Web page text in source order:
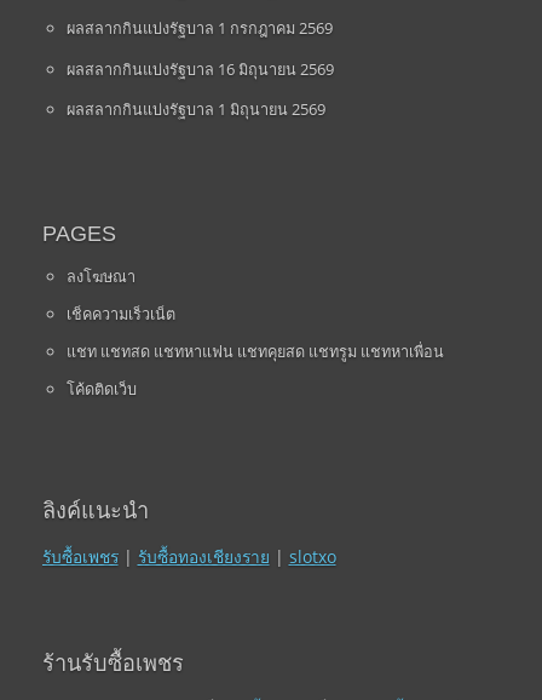
ผลสลากกินแบ่งรัฐบาล 1 กรกฎาคม 2569
ผลสลากกินแบ่งรัฐบาล 16 มิถุนายน 2569
ผลสลากกินแบ่งรัฐบาล 1 มิถุนายน 2569
PAGES
ลงโฆษณา
เช็คความเร็วเน็ต
แชท แชทสด แชทหาแฟน แชทคุยสด แชทรูม แชทหาเพื่อน
โค้ดติดเว็บ
ลิงค์แนะนำ
รับซื้อเพชร| รับซื้อทองเชียงราย | slotxo
ร้านรับซื้อเพชร